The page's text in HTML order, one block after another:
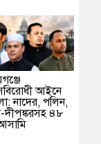
আইনে
নাদের, পলিন,
দীপঙ্করসহ ৪৮